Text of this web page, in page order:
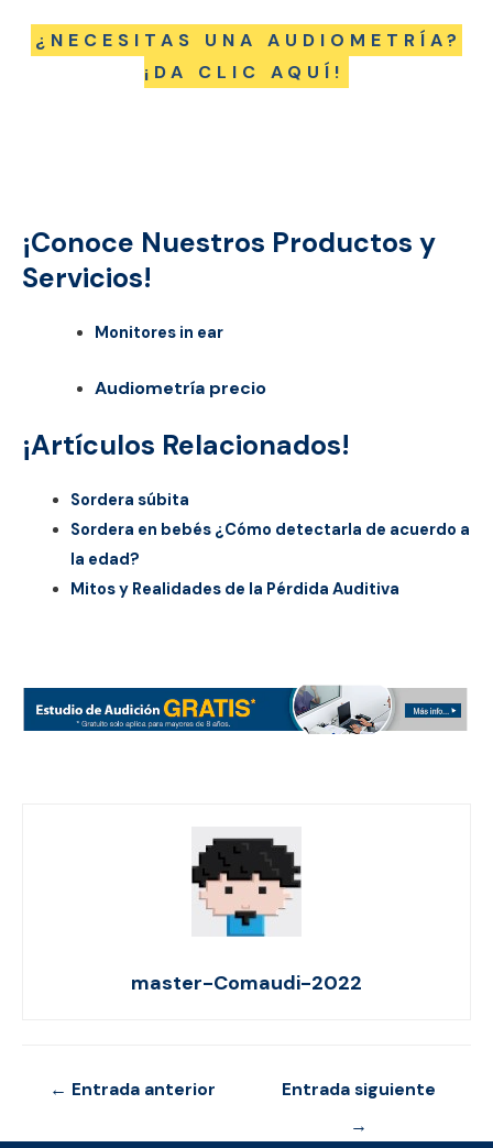
¿NECESITAS UNA AUDIOMETRÍA?
¡DA CLIC AQUÍ!
¡Conoce Nuestros Productos y
Servicios!
Monitores in ear
Audiometría precio
¡Artículos Relacionados!
Sordera súbita
Sordera en bebés ¿Cómo detectarla de acuerdo a
la edad?
Mitos y Realidades de la Pérdida Auditiva
master-Comaudi-2022
Navegación
entradas
← Entrada anterior
Entrada siguiente
→